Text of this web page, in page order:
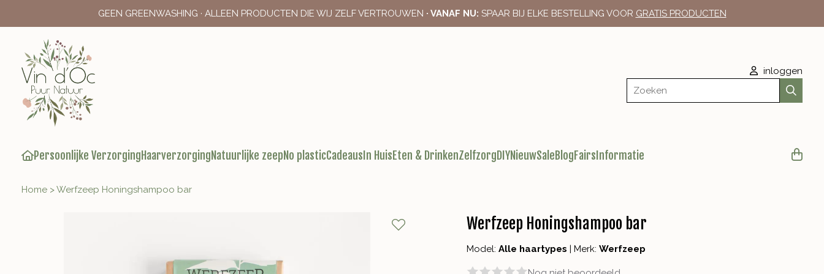
GEEN GREENWASHING · ALLEEN PRODUCTEN DIE WIJ ZELF VERTROUWEN · VANAF NU: SPAAR BIJ ELKE BESTELLING VOOR GRATIS PRODUCTEN
inloggen
Zoeken
Persoonlijke VerzorgingHaarverzorgingNatuurlijke zeepNo plasticCadeaus In HuisEten & DrinkenZelfzorgDIYNieuwSaleBlogFairs Informatie
Home >Werfzeep Honingshampoo bar
Werfzeep Honingshampoo bar
Model:Alle haartypes Merk:Werfzeep